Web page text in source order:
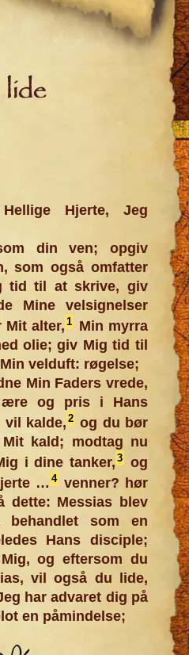
lide
Hjerte, Jeg
din ven; opgiv
som også omfatter
tid til at skrive, giv
Mine velsignelser
Mit alter,1
Min myrra
olie; giv Mig tid til
velduft: røgelse;
Min Faders vrede,
ære og pris i Hans
vil kalde, 2 og du bør
kald; modtag nu
i dine tanker,3
og
️… 4venner? hør
dette: Messias blev
som en
Hans disciple;
og eftersom du
vil også du lide,
har advaret dig på
en påmindelse;